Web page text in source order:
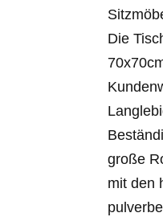
Die
große
mit den